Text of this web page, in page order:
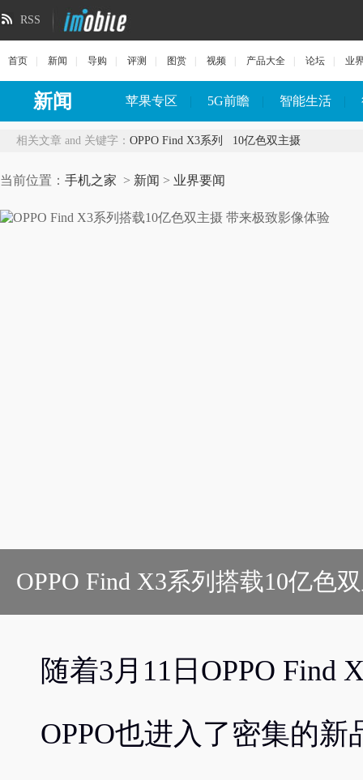
RSS
首页 新闻 导购 评测 图赏 视频 产品大全 论坛 业
新闻 苹果专区 5G前瞻 智能生活
相关文章 and 关键字： OPPO Find X3系列 10亿色双主摄
当前位置： 手机之家 > 新闻 > 业界要闻
OPPO Find X3系列搭载10亿色
随着3月11日OPPO Find
OPPO也进入了密集的新